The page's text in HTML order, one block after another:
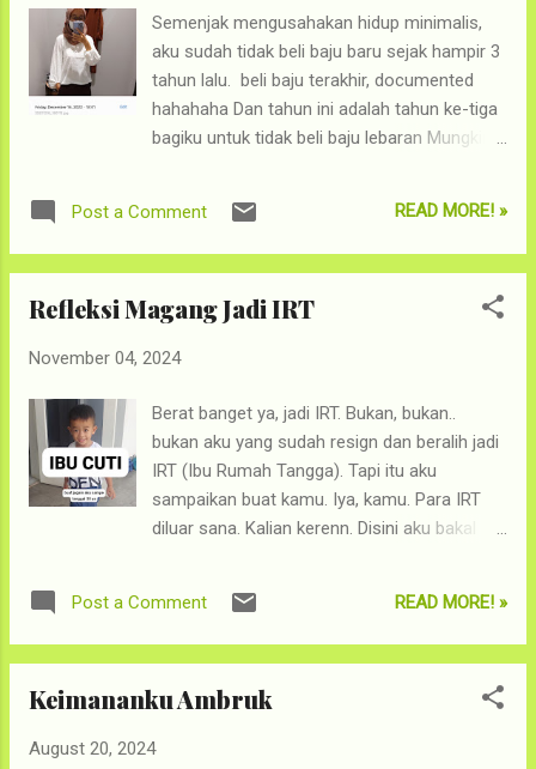
Ada ngakak. Ada panik. Ah, you name it. ...
Semenjak mengusahakan hidup minimalis,
aku sudah tidak beli baju baru sejak hampir 3
tahun lalu. beli baju terakhir, documented
hahahaha Dan tahun ini adalah tahun ke-tiga
bagiku untuk tidak beli baju lebaran Mungkin
tahun ya, tapi ini adalah progress yang
sangat baik dan menyenangkan. Happy
mencari baju baru. Tidak seperti sebelumnya,
commerce, jalan-jalan di mall, seakan-akan
suka sih, tapi daripada nggak ada baju baru?
baju lebaran terakhir ketika Rayyan lahir. Dulu
demi dapet baju lebaran, ibu ini rela hamil-
hamil gede keliling toko baju hiks Beberapa
hal lain yang aku sudah stop beli, bahkan
aku lakukan. Karena merasa, mungkin enggak
akhirnya m...
Post a Comment READ MORE! »
Refleksi Magang Jadi IRT
November 04, 2024
Berat banget ya, jadi IRT. Bukan, bukan..
bukan aku yang sudah resign dan beralih jadi
IRT (Ibu Rumah Tangga). Tapi itu aku
sampaikan buat kamu. Iya, kamu. Para IRT
diluar sana. Kalian kerenn. Disini aku bakal
mbaknya mudik wkwkwk. Sepuluh hari saja,
tapi bener-bener membuatku berpikir keras.
Setelah ditulis, ternyata jadi panjang banget.
maaf tidak ada hyperlink ke section tertentu
Post a Comment READ MORE! »
Keimananku Ambruk
August 20, 2024